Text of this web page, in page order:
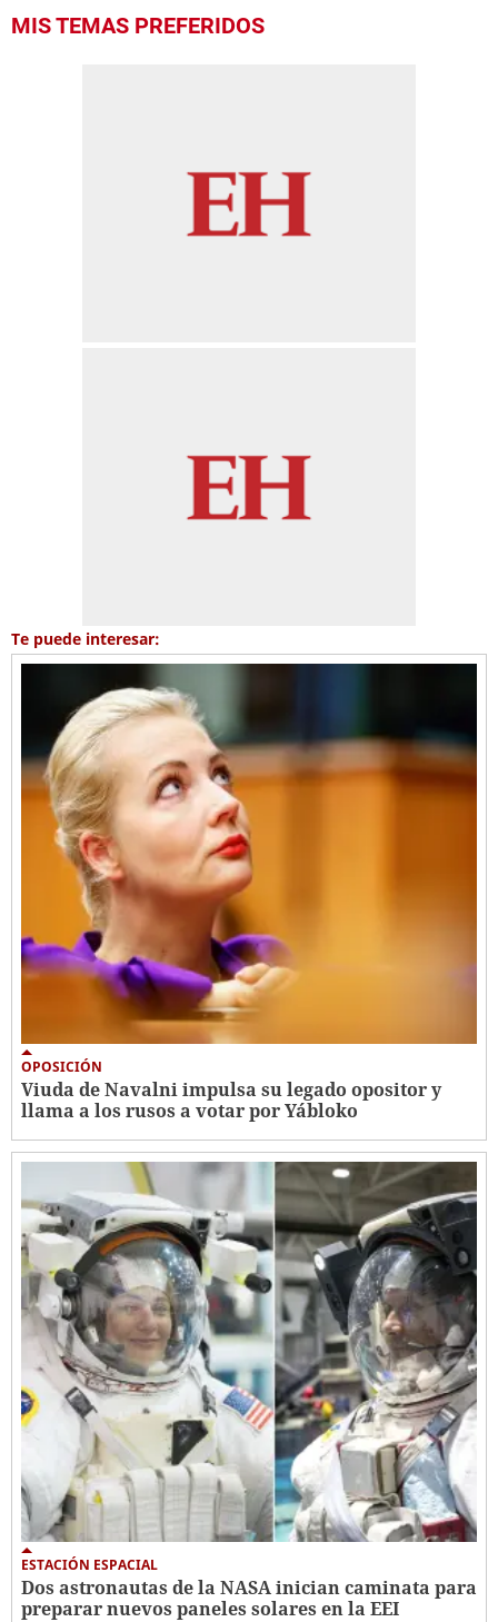
MIS TEMAS PREFERIDOS
Te puede interesar:
OPOSICIÓN
Viuda de Navalni impulsa su legado opositor y
llama a los rusos a votar por Yábloko
ESTACIÓN ESPACIAL
Dos astronautas de la NASA inician caminata para
preparar nuevos paneles solares en la EEI